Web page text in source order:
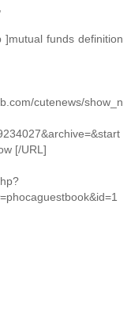
]mutual funds definition
cutenews/show_n
[/URL]